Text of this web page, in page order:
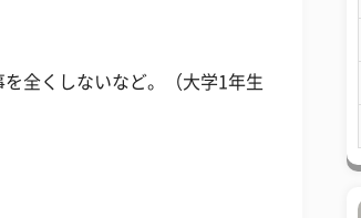
全くしないなど。（大学1年生